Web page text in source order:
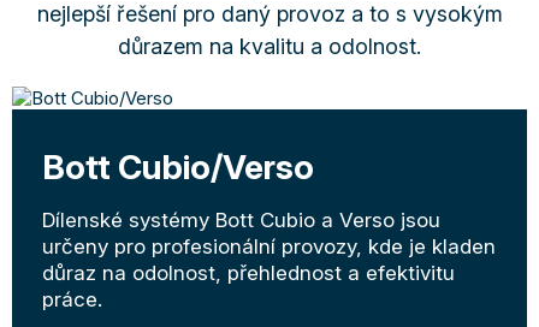
nejlepší řešení pro daný provoz a to s vysokým
důrazem na kvalitu a odolnost.
Bott Cubio/Verso
Dílenské systémy Bott Cubio a Verso jsou
určeny pro profesionální provozy, kde je kladen
důraz na odolnost, přehlednost a efektivitu
práce.